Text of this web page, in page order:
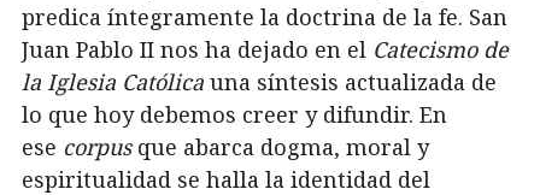
predica íntegramente la doctrina de la fe. San
Juan Pablo II nos ha dejado en el Catecismo de
la Iglesia Católica una síntesis actualizada de
lo que hoy debemos creer y difundir. En
ese corpusque abarca dogma, moral y
espiritualidad se halla la identidad del